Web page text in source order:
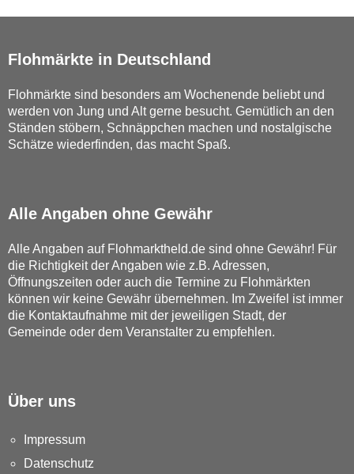
Flohmärkte in Deutschland
Flohmärkte sind besonders am Wochenende beliebt und
werden von Jung und Alt gerne besucht. Gemütlich an den
Ständen stöbern, Schnäppchen machen und nostalgische
Schätze wiederfinden, das macht Spaß.
Alle Angaben ohne Gewähr
Alle Angaben auf Flohmarktheld.de sind ohne Gewähr! Für
die Richtigkeit der Angaben wie z.B. Adressen,
Öffnungszeiten oder auch die Termine zu Flohmärkten
können wir keine Gewähr übernehmen. Im Zweifel ist immer
die Kontaktaufnahme mit der jeweiligen Stadt, der
Gemeinde oder dem Veranstalter zu empfehlen.
Über uns
Impressum
Datenschutz